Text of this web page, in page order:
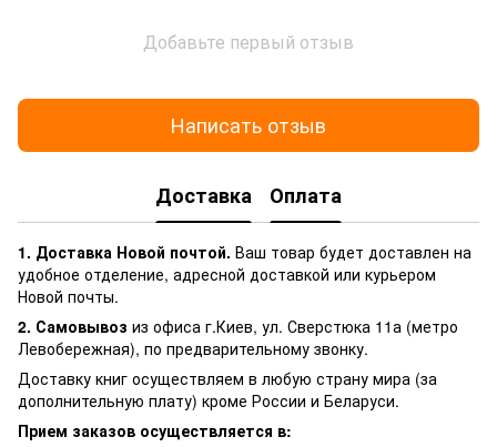
Добавьте первый отзыв
Написать отзыв
Доставка Оплата
1. Доставка Новой почтой. Ваш товар будет доставлен на
удобное отделение, адресной доставкой или курьером
Новой почты.
2. Самовывоз из офиса г.Киев, ул. Сверстюка 11а (метро
Левобережная), по предварительному звонку.
Доставку книг осуществляем в любую страну мира (за
дополнительную плату) кроме России и Беларуси.
Прием заказов осуществляется в: